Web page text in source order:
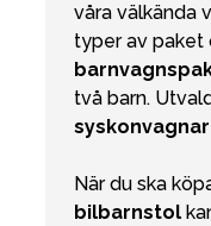
våra välkända
typer av paket
två barn.
syskonvagnar
När du ska
bilbarnstol